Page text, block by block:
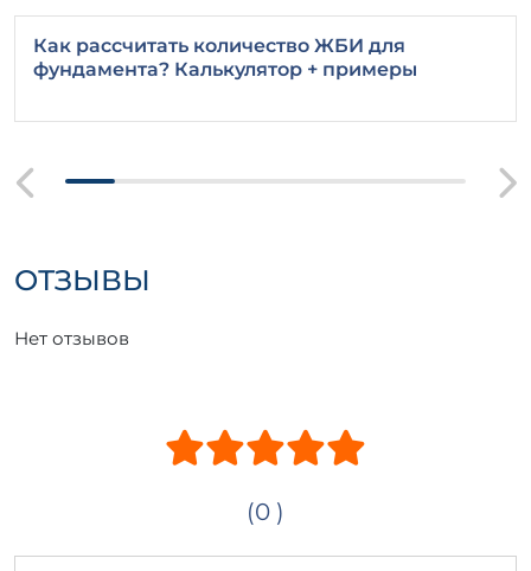
положительно скажется на экономике
вашего строительного процесса.
Как рассчитать количество ЖБИ для
фундамента? Калькулятор + примеры
ОТЗЫВЫ
Нет отзывов
(0 )